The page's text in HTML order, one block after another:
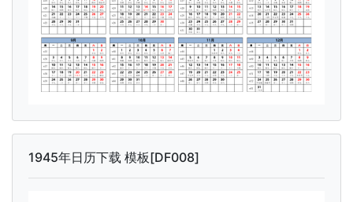
1945年日历下载 模板[DF008]